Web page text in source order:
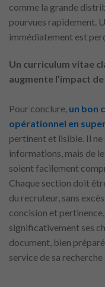
comme la grande
pourvues rapidement.
immédiatement est
Un curriculum vitae
augmente l’impact
Pour conclure, un bon
opérationnel en
pertinent et lisible. Il ne
informations, mais de
soient facilement
Chaque section doit
du recruteur, sans
concision et
significativement ses
document, bien
service de sa recherche